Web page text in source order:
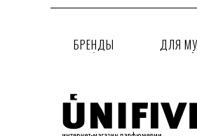
сандал
трава
цветочные ноты
цивет
БРЕНДЫ ДЛЯ